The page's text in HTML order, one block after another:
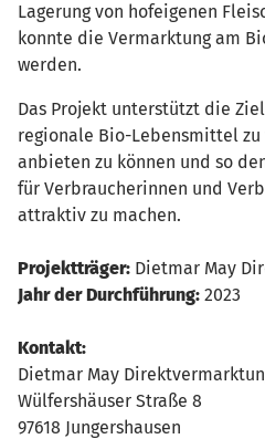
Lagerung von hofeigenen
konnte die Vermarktung am
werden.
Das Projekt unterstützt die
regionale Bio-Lebensmittel
anbieten zu können und so
für Verbraucherinnen und
attraktiv zu machen.
Projektträger: Dietmar May
Jahr der Durchführung: 2023
Kontakt:
Dietmar May
Wülfershäuser Straße 8
97618 Jungershausen